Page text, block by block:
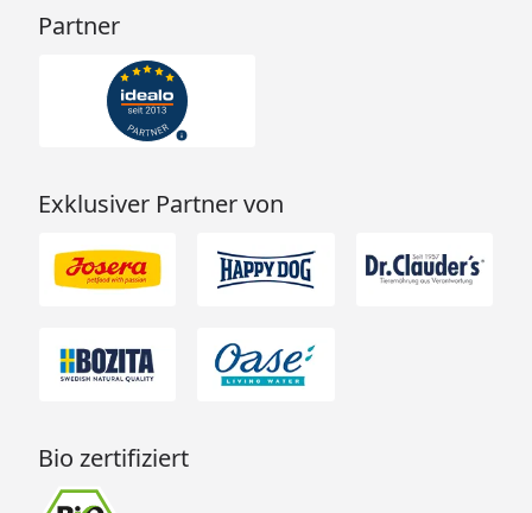
Partner
Exklusiver Partner von
Bio zertifiziert